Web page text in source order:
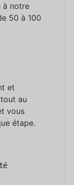
à notre
50 à 100
et
au
vous
étape.